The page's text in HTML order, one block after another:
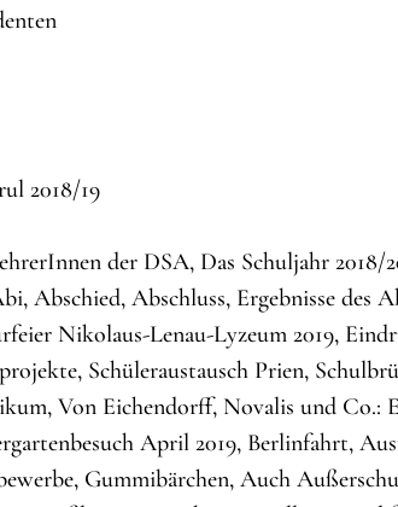
2018/19
der DSA, Das Schuljahr 2018/
Abschied, Abschluss, Ergebnisse des
Nikolaus-Lenau-Lyzeum 2019,
Schüleraustausch Prien,
Von Eichendorff, Novalis und Co.:
April 2019, Berlinfahrt,
Gummibärchen, Auch